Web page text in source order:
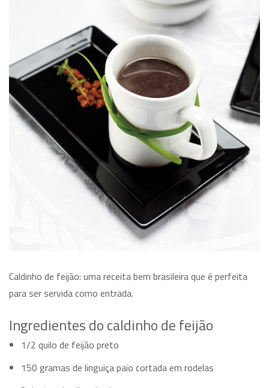
Caldinho de feijão: uma receita bem brasileira que é perfeita
para ser servida como entrada.
Ingredientes do caldinho de feijão
1/2 quilo de feijão preto
150 gramas de linguiça paio cortada em rodelas